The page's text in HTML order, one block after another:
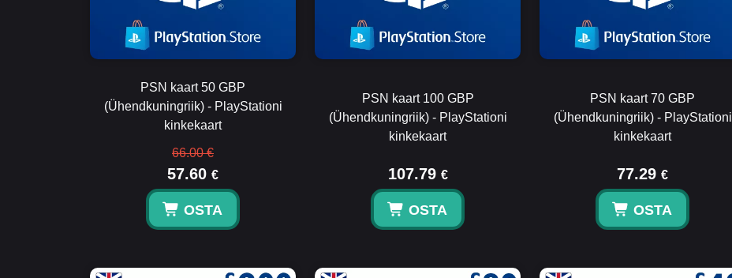
PSN kaart 50 GBP
(Ühendkuningriik) - PlayStationi
kinkekaart
66.00 €
57.60 €
OSTA
PSN kaart 100 GBP
(Ühendkuningriik) - PlayStationi
kinkekaart
107.79 €
OSTA
PSN kaart 70 GBP
(Ühendkuningriik) - PlayStationi
kinkekaart
77.29 €
OSTA